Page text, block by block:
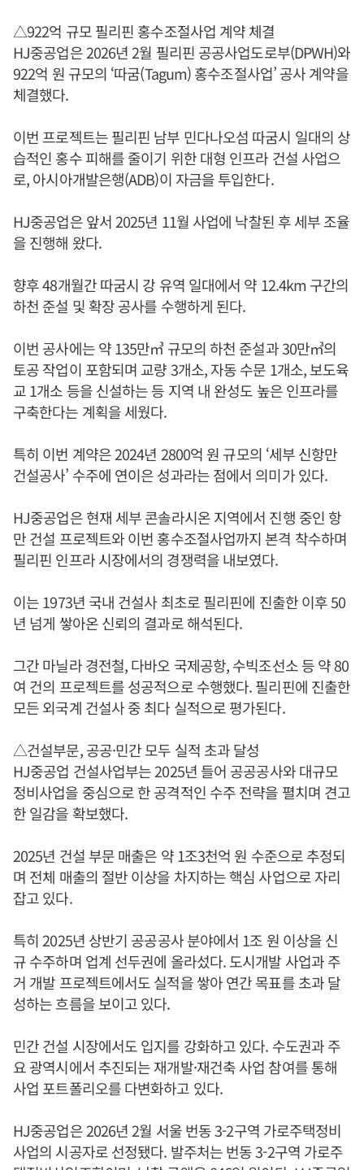
△922억 규모 필리핀 홍수조절사업 계약 체결
HJ중공업은 2026년 2월 필리핀 공공사업도로부(DPWH)와
922억 원 규모의 ‘따굼(Tagum) 홍수조절사업’ 공사 계약을
체결했다.
이번 프로젝트는 필리핀 남부 민다나오섬 따굼시 일대의 상
습적인 홍수 피해를 줄이기 위한 대형 인프라 건설 사업으
로, 아시아개발은행(ADB)이 자금을 투입한다.
HJ중공업은 앞서 2025년 11월 사업에 낙찰된 후 세부 조율
을 진행해 왔다.
향후 48개월간 따굼시 강 유역 일대에서 약 12.4km 구간의
하천 준설 및 확장 공사를 수행하게 된다.
이번 공사에는 약 135만㎥ 규모의 하천 준설과 30만㎥의
토공 작업이 포함되며 교량 3개소, 자동 수문 1개소, 보도육
교 1개소 등을 신설하는 등 지역 내 완성도 높은 인프라를
구축한다는 계획을 세웠다.
특히 이번 계약은 2024년 2800억 원 규모의 ‘세부 신항만
건설공사’ 수주에 연이은 성과라는 점에서 의미가 있다.
HJ중공업은 현재 세부 콘솔라시온 지역에서 진행 중인 항
만 건설 프로젝트와 이번 홍수조절사업까지 본격 착수하며
필리핀 인프라 시장에서의 경쟁력을 내보였다.
이는 1973년 국내 건설사 최초로 필리핀에 진출한 이후 50
년 넘게 쌓아온 신뢰의 결과로 해석된다.
그간 마닐라 경전철, 다바오 국제공항, 수빅조선소 등 약 80
여 건의 프로젝트를 성공적으로 수행했다. 필리핀에 진출한
모든 외국계 건설사 중 최다 실적으로 평가된다.
△건설부문, 공공·민간 모두 실적 초과 달성
HJ중공업 건설사업부는 2025년 들어 공공공사와 대규모
정비사업을 중심으로 한 공격적인 수주 전략을 펼치며 견고
한 일감을 확보했다.
2025년 건설 부문 매출은 약 1조3천억 원 수준으로 추정되
며 전체 매출의 절반 이상을 차지하는 핵심 사업으로 자리
잡고 있다.
특히 2025년 상반기 공공공사 분야에서 1조 원 이상을 신
규 수주하며 업계 선두권에 올라섰다. 도시개발 사업과 주
거 개발 프로젝트에서도 실적을 쌓아 연간 목표를 초과 달
성하는 흐름을 보이고 있다.
민간 건설 시장에서도 입지를 강화하고 있다. 수도권과 주
요 광역시에서 추진되는 재개발·재건축 사업 참여를 통해
사업 포트폴리오를 다변화하고 있다.
HJ중공업은 2026년 2월 서울 번동 3-2구역 가로주택정비
사업의 시공자로 선정됐다. 발주처는 번동 3-2구역 가로주